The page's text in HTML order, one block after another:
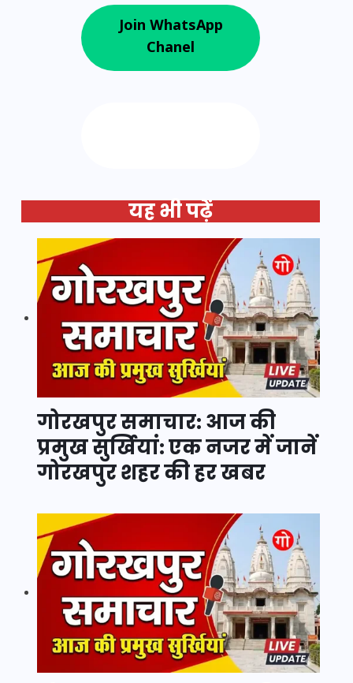
Join WhatsApp
Chanel
यह भी पढ़ें
गोरखपुर समाचार: आज की
प्रमुख सुर्खियां: एक नजर में जानें
गोरखपुर शहर की हर खबर